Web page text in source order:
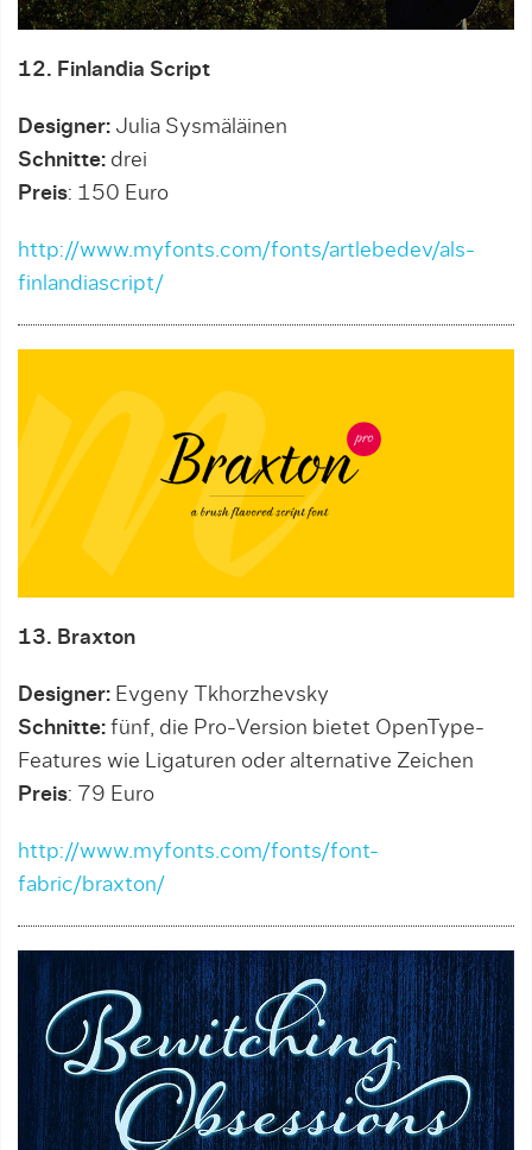
12. Finlandia Script
Designer: Julia Sysmäläinen
Schnitte: drei
Preis: 150 Euro
http://www.myfonts.com/fonts/artlebedev/als-
finlandiascript/
13. Braxton
Designer: Evgeny Tkhorzhevsky
Schnitte: fünf, die Pro-Version bietet OpenType-
Features wie Ligaturen oder alternative Zeichen
Preis: 79 Euro
http://www.myfonts.com/fonts/font-
fabric/braxton/